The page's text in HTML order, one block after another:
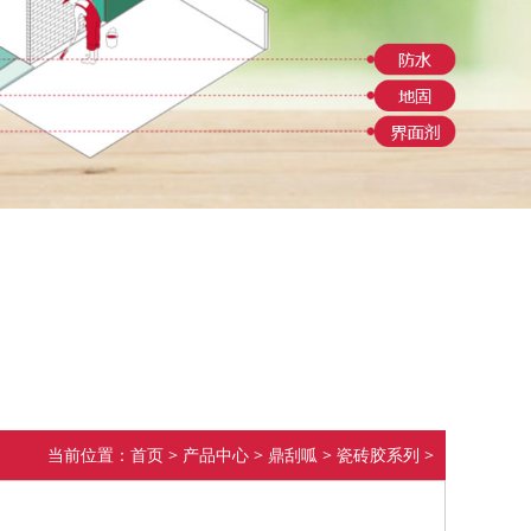
当前位置： 首页 > 产品中心 > 鼎刮呱 > 瓷砖胶系列 >